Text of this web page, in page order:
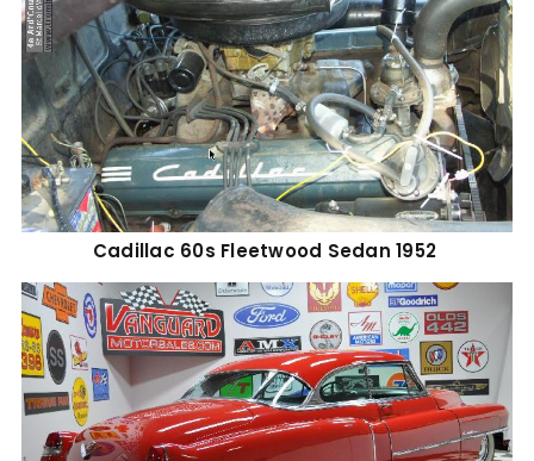
Cadillac 60s Fleetwood Sedan 1952